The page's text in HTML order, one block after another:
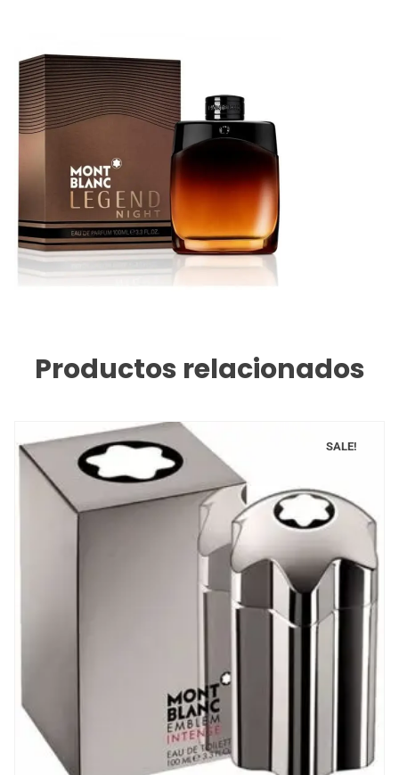
Productos relacionados
SALE!